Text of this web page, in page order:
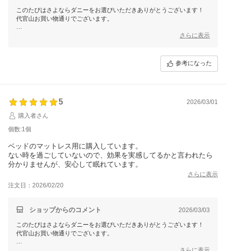
このたびはさよならダニーをお選びいただきありがとうございます！
代官山お買い物通りでございます。
安心材料としてお使いいただいているとのこと、大変嬉しく思います。
さらに表示
参考になった
5
2026/03/01
購入者さん
個数:1個
ベッドのマットレス用に購入しています。
ない時を過ごしていないので、効果を実感してるかと言われたら
分かりませんが、安心して眠れています。
さらに表示
注文日：2026/02/20
ショップからのコメント 2026/03/03
このたびはさよならダニーをお選びいただきありがとうございます！
代官山お買い物通りでございます。
安心してお休みいただけているとのこと、大変嬉しく思います。